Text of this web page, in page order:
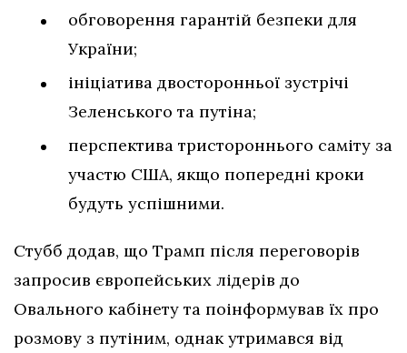
обговорення гарантій безпеки для
України;
ініціатива двосторонньої зустрічі
Зеленського та путіна;
перспектива тристороннього саміту за
участю США, якщо попередні кроки
будуть успішними.
Стубб додав, що Трамп після переговорів
запросив європейських лідерів до
Овального кабінету та поінформував їх про
розмову з путіним, однак утримався від